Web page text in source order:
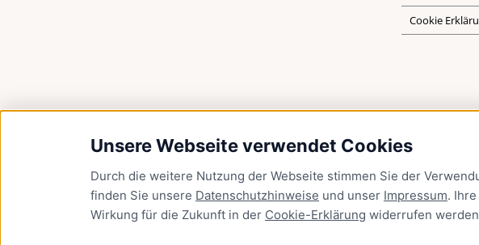
Unsere Webseite verwendet Cookies
Durch die weitere Nutzung der Webseite stimmen Sie der
finden Sie unsere Datenschutzhinweise und unser Impressum.
Wirkung für die Zukunft in der Cookie-Erklärung widerrufen
Cookie